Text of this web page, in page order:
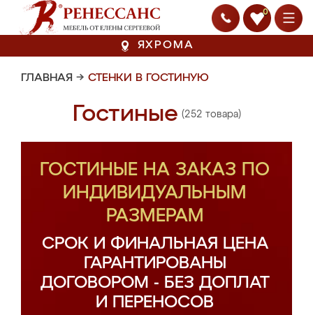
0
ЯХРОМА
ГЛАВНАЯ → СТЕНКИ В ГОСТИНУЮ
Гостиные (252 товара)
ГОСТИНЫЕ НА ЗАКАЗ ПО
ИНДИВИДУАЛЬНЫМ
РАЗМЕРАМ
СРОК И ФИНАЛЬНАЯ ЦЕНА
ГАРАНТИРОВАНЫ
ДОГОВОРОМ - БЕЗ ДОПЛАТ
И ПЕРЕНОСОВ